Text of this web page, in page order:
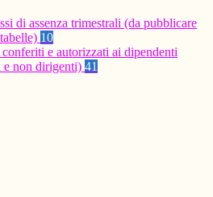
di assenza trimestrali (da pubblicare
10
e autorizzati ai dipendenti
e non dirigenti) 41